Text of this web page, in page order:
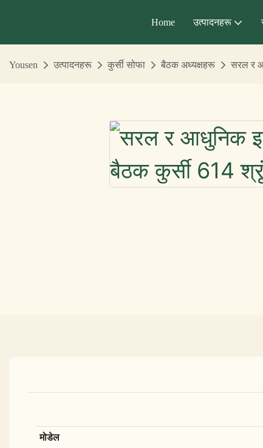
Home उत्पादनहरू
Yousen उत्पादनहरू कुर्सी सोफा बैठक अध्यक्षहरू सरल र
मोडेल